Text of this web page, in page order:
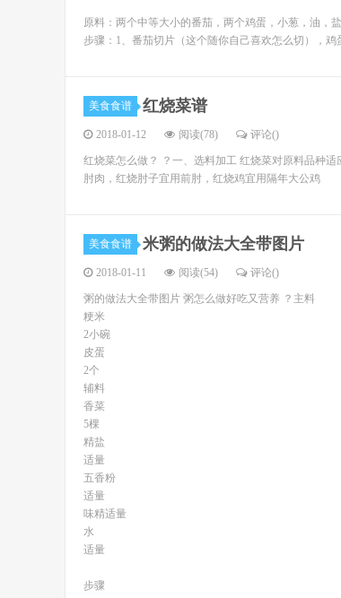
原料：两个中等大小的番茄，两个鸡蛋，小葱，油，
步骤：1、番茄切片（这个随你自己喜欢怎么切），
美食食谱 红烧菜谱
2018-01-12 阅读(78) 评论()
红烧菜怎么做？ ？一、选料加工 红烧菜对原料品种
肘肉，红烧肘子宜用前肘，红烧鸡宜用隔年大公鸡
美食食谱 米粥的做法大全带图片
2018-01-11 阅读(54) 评论()
粥的做法大全带图片 粥怎么做好吃又营养 ？主料
粳米
2小碗
皮蛋
2个
辅料
香菜
5棵
精盐
适量
五香粉
适量
味精适量
水
适量
步骤